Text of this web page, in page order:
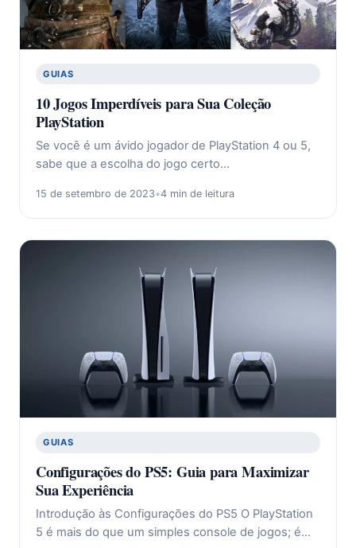
GUIAS
10 Jogos Imperdíveis para Sua Coleção
PlayStation
Se você é um ávido jogador de PlayStation 4 ou 5,
sabe que a escolha do jogo certo…
15 de setembro de 2023•4 min de leitura
GUIAS
Configurações do PS5: Guia para Maximizar
Sua Experiência
Introdução às Configurações do PS5 O PlayStation
5 é mais do que um simples console de jogos; é…